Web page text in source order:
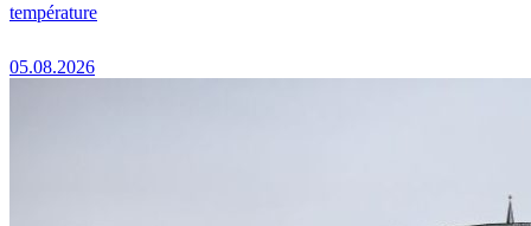
température
05.08.2026